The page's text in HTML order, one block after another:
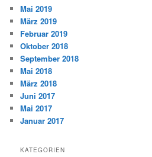
Mai 2019
März 2019
Februar 2019
Oktober 2018
September 2018
Mai 2018
März 2018
Juni 2017
Mai 2017
Januar 2017
KATEGORIEN